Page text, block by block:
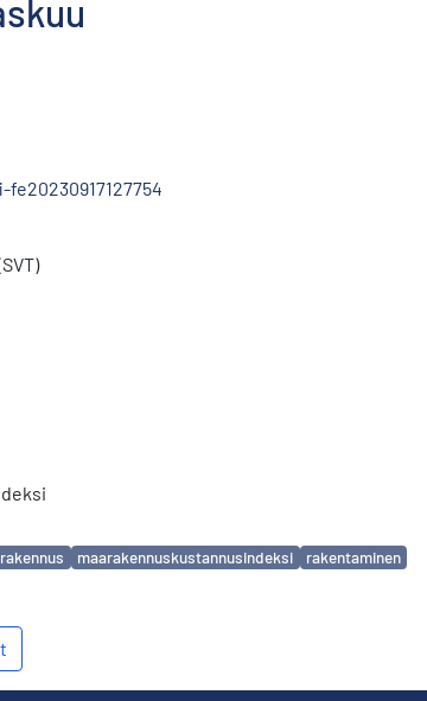
maarakennuskustannusindeksi rakentaminen